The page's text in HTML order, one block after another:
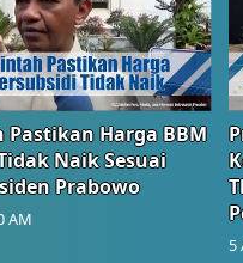
Pastikan Harga BBM
Naik Sesuai
Prabowo
AM
5